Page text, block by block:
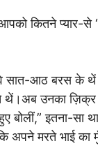
कितने
आठ बरस के
उनका ज़िक्र
इतना-सा
अपने मरते भाई